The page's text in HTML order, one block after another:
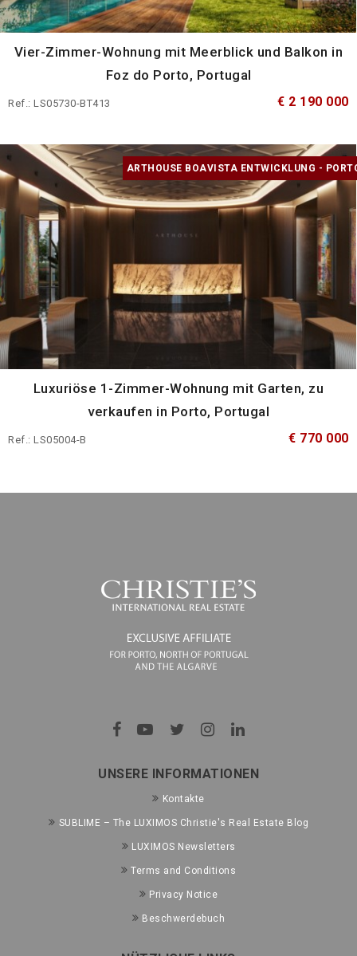
Vier-Zimmer-Wohnung mit Meerblick und Balkon in
Foz do Porto, Portugal
Ref.: LS05730-BT413 € 2 190 000
ARTHOUSE BOAVISTA ENTWICKLUNG -
Luxuriöse 1-Zimmer-Wohnung mit Garten, zu
verkaufen in Porto, Portugal
Ref.: LS05004-B € 770 000
UNSERE INFORMATIONEN
Kontakte
SUBLIME – The LUXIMOS Christie's Real Estate Blog
LUXIMOS Newsletters
Terms and Conditions
Privacy Notice
Beschwerdebuch